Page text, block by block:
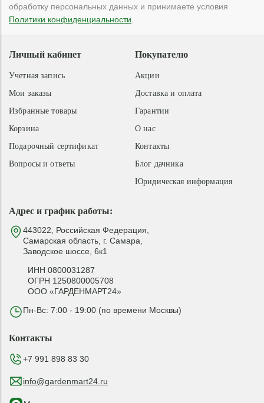
обработку персональных данных и принимаете условия
Политики конфиденциальности
Адрес и график работы:
443022, Российская Федерация,
Самарская область, г. Самара,
Заводское шоссе, 6к1
ИНН 0800031287
ОГРН 1250800005708
ООО «ГАРДЕНМАРТ24»
Пн-Вс: 7:00 - 19:00 (по времени Москвы)
Покупателю
Акции
Доставка и оплата
Гарантии
О нас
Контакты
Блог дачника
Юридическая информация
Личный кабинет
Учетная запись
Мои заказы
Избранные товары
Корзина
Подарочный сертификат
Вопросы и ответы
Контакты
+7 991 898 83 30
info@gardenmart24.ru